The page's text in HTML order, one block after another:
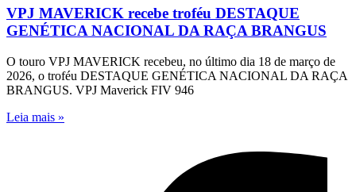
VPJ MAVERICK recebe troféu DESTAQUE
GENÉTICA NACIONAL DA RAÇA BRANGUS
O touro VPJ MAVERICK recebeu, no último dia 18 de março de
2026, o troféu DESTAQUE GENÉTICA NACIONAL DA RAÇA
BRANGUS. VPJ Maverick FIV 946
Leia mais »